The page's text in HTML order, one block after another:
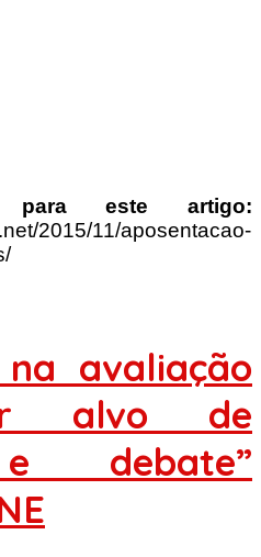
para este artigo:
2015/11/aposentacao-
avaliação
alvo de
debate”